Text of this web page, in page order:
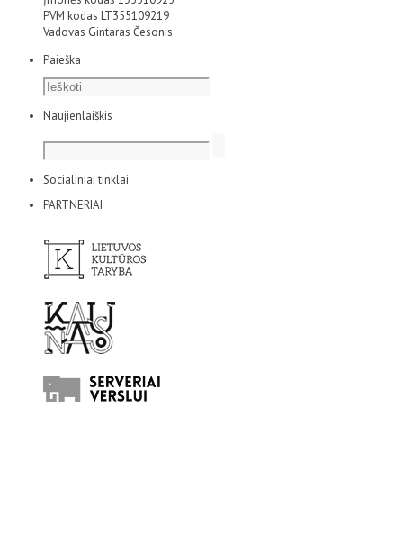
PVM kodas LT355109219
Vadovas Gintaras Česonis
Paieška
Naujienlaiškis
Socialiniai tinklai
PARTNERIAI